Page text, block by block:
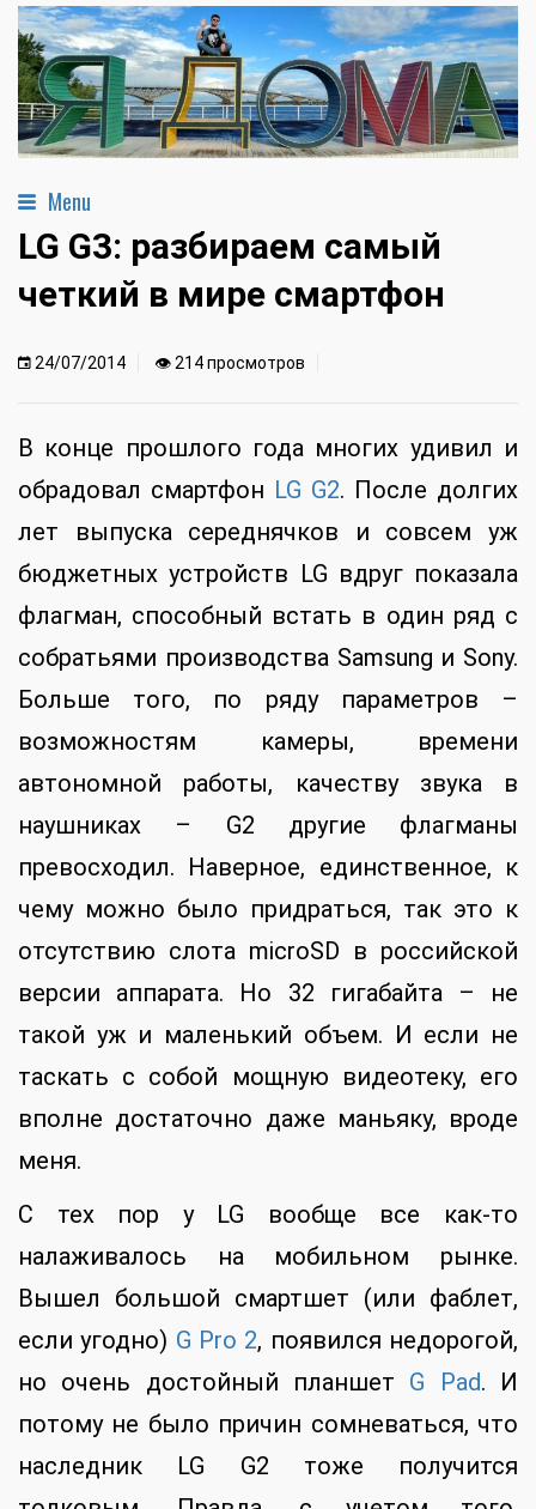
Menu
LG G3: разбираем самый
четкий в мире смартфон
24/07/2014 👁 214 просмотров
В конце прошлого года многих удивил и
обрадовал смартфон LG G2. После долгих
лет выпуска середнячков и совсем уж
бюджетных устройств LG вдруг показала
флагман, способный встать в один ряд с
собратьями производства Samsung и Sony.
Больше того, по ряду параметров –
возможностям камеры, времени
автономной работы, качеству звука в
наушниках – G2 другие флагманы
превосходил. Наверное, единственное, к
чему можно было придраться, так это к
отсутствию слота microSD в российской
версии аппарата. Но 32 гигабайта – не
такой уж и маленький объем. И если не
таскать с собой мощную видеотеку, его
вполне достаточно даже маньяку, вроде
меня.
С тех пор у LG вообще все как-то
налаживалось на мобильном рынке.
Вышел большой смартшет (или фаблет,
если угодно) G Pro 2, появился недорогой,
но очень достойный планшет G Pad. И
потому не было причин сомневаться, что
наследник LG G2 тоже получится